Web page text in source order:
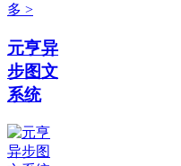
多 >
元亨异
步图文
系统